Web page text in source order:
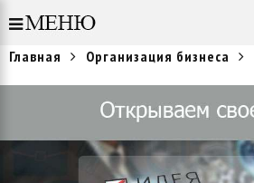
Главная Организация бизнеса